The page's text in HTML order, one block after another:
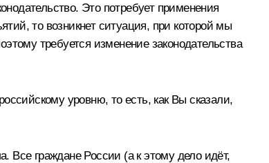
Это потребует применения
то возникнет ситуация, при которой мы
требуется изменение законодательства
уровню, то есть, как Вы сказали,
Все граждане России (а к этому дело идёт,